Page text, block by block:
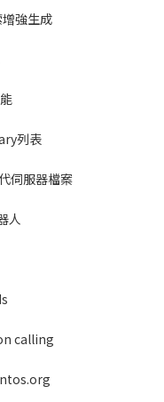
強生成
列表
伺服器檔案
人
calling